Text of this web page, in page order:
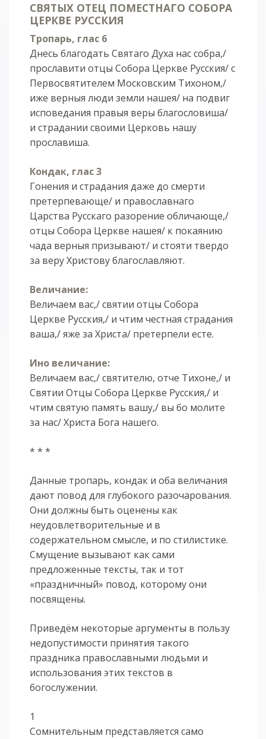
СВЯТЫХ ОТЕЦ ПОМЕСТНАГО СОБОРА
ЦЕРКВЕ РУССКИЯ
Тропарь, глас 6
Днесь благодать Святаго Духа нас собра,/
прославити отцы Собора Церкве Русския/ с
Первосвятителем Московским Тихоном,/
иже верныя люди земли нашея/ на подвиг
исповедания правыя веры благословиша/
и страдании своими Церковь нашу
прославиша.
Кондак, глас 3
Гонения и страдания даже до смерти
претерпевающе/ и православнаго
Царства Русскаго разорение обличающе,/
отцы Собора Церкве нашея/ к покаянию
чада верныя призывают/ и стояти твердо
за веру Христову благославляют.
Величание:
Величаем вас,/ святии отцы Собора
Церкве Русския,/ и чтим честная страдания
ваша,/ яже за Христа/ претерпели есте.
Ино величание:
Величаем вас,/ святителю, отче Тихоне,/ и
Святии Отцы Собора Церкве Русския,/ и
чтим святую память вашу,/ вы бо молите
за нас/ Христа Бога нашего.
* * *
Данные тропарь, кондак и оба величания
дают повод для глубокого разочарования.
Они должны быть оценены как
неудовлетворительные и в
содержательном смысле, и по стилистике.
Смущение вызывают как сами
предложенные тексты, так и тот
«праздничный» повод, которому они
посвящены.
Приведём некоторые аргументы в пользу
недопустимости принятия такого
праздника православными людьми и
использования этих текстов в
богослужении.
1
Сомнительным представляется само